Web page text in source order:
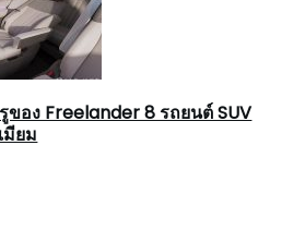
ของ Freelander 8 รถยนต์ SUV
มียม